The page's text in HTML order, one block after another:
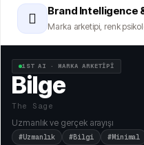
🫆 Brand Intelligence
Marka arketipi, renk
1ST AI · MARKA ARKETİPİ
Bilge
The Sage
Uzmanlık ve gerçek arayışı
#Uzmanlık #Bilgi #Minimal